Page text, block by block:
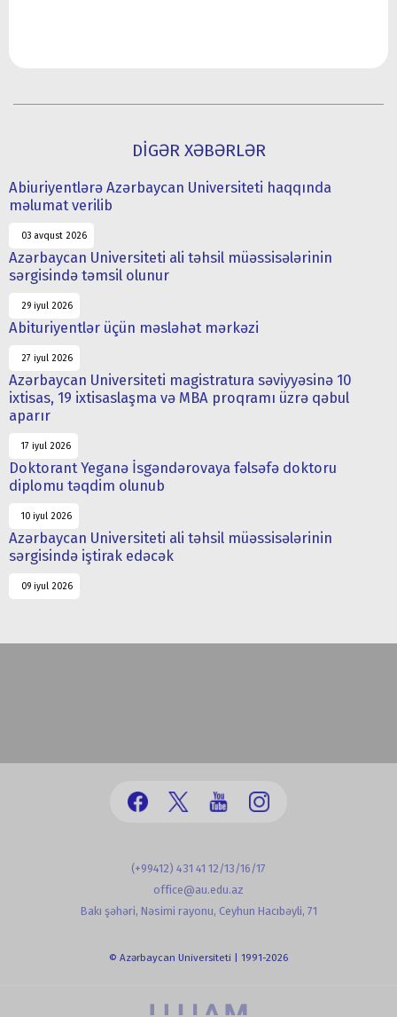
DİGƏR XƏBƏRLƏR
Abiuriyentlərə Azərbaycan Universiteti haqqında
məlumat verilib
03 avqust 2026
Azərbaycan Universiteti ali təhsil müəssisələrinin
sərgisində təmsil olunur
29 iyul 2026
Abituriyentlər üçün məsləhət mərkəzi
27 iyul 2026
Azərbaycan Universiteti magistratura səviyyəsinə 10
ixtisas, 19 ixtisaslaşma və MBA proqramı üzrə qəbul
aparır
17 iyul 2026
Doktorant Yeganə İsgəndərovaya fəlsəfə doktoru
diplomu təqdim olunub
10 iyul 2026
Azərbaycan Universiteti ali təhsil müəssisələrinin
sərgisində iştirak edəcək
09 iyul 2026
(+99412) 431 41 12/13/16/17
office@au.edu.az
Bakı şəhəri, Nəsimi rayonu, Ceyhun Hacıbəyli, 71
© Azərbaycan Universiteti | 1991-2026
powered by